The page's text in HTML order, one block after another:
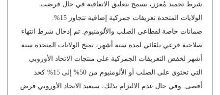
شرط تجميد مُعزز، يسمح بتعليق الاتفاقية في حال فرضت
الولايات المتحدة تعريفات جمركية إضافية تتجاوز 15%.
ضمانات خاصة لقطاعي الصلب والألومنيوم. تم إدخال شرط انتهاء
صلاحية فرعي تلقائي لمدة ستة أشهر، يمنح الولايات المتحدة ستة
أشهر لخفض التعريفات الجمركية على منتجات الاتحاد الأوروبي
التي تحتوي على الصلب أو الألومنيوم من 50% إلى 15% كحد
أقصى. وفي حال عدم الالتزام بذلك، سيعيد الاتحاد الأوروبي فرض